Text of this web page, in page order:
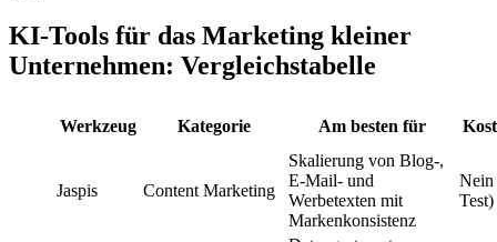
KI-Tools für das Marketing kleiner
Unternehmen: Vergleichstabelle
Werkzeug Kategorie Am besten für
Jaspis Content Marketing
Skalierung von Blog-,
E-Mail- und
Werbetexten mit
Markenkonsistenz
Nein
Test)